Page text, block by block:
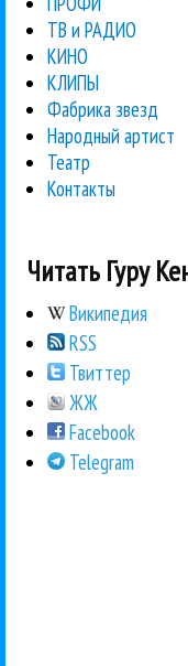
ТВ и РАДИО
КИНО
КЛИПЫ
Фабрика звезд
Народный артист
Театр
Контакты
Читать Гуру
Википедия
RSS
Твиттер
ЖЖ
Facebook
Telegram